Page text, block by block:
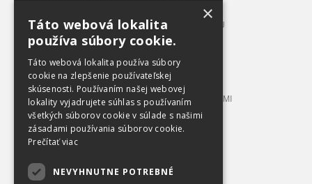
CELKOVÝ PREHĽAD VÝROBNÉHO SORTIMENTU
BALÍKOVACIE LISY 3 – 12 T TLAKU
LISOVACIE KONTAJNERY
STACIONÁRNE LISY S PRÍPOJNÝMI KONTAJNERMI
TRIEDIACE LINKY
PRÍSLUŠENSTVO A VYBAVENIE
OBCHODNÉ PODMIENKY
×
Táto webová lokalita
používa súbory cookie.
Táto webová lokalita používa súbory
cookie na zlepšenie používateľskej
skúsenosti. Používaním našej webovej
lokality vyjadrujete súhlas s používaním
všetkých súborov cookie v súlade s našimi
zásadami používania súborov cookie.
Prečítať viac
NEVYHNUTNE POTREBNÉ